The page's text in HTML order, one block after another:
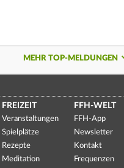
MEHR TOP-MELDUNGEN
FREIZEIT
Veranstaltungen
Spielplätze
Rezepte
Meditation
FFH-WELT
FFH-App
Newsletter
Kontakt
Frequenzen